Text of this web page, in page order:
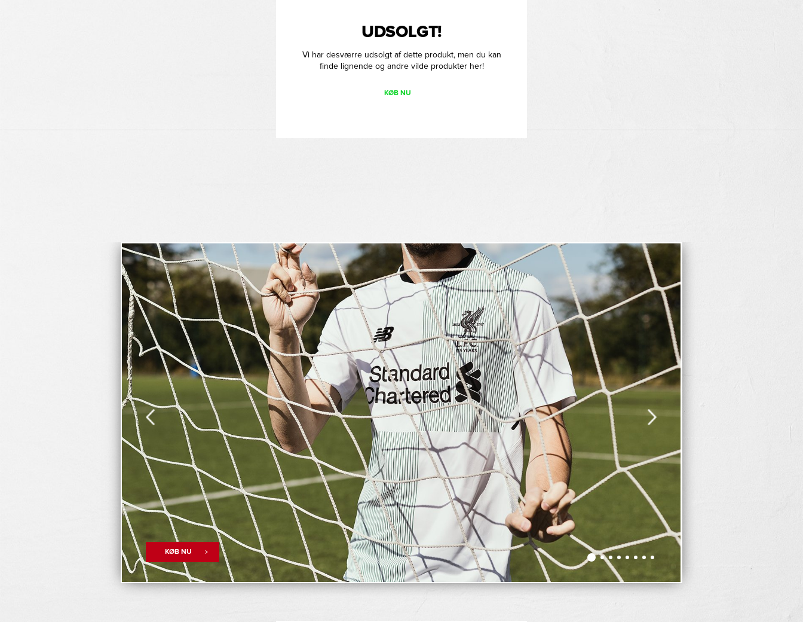
UDSOLGT!
Vi har desværre udsolgt af dette produkt, men du kan
finde lignende og andre vilde produkter her!
KØB NU
KØB NU